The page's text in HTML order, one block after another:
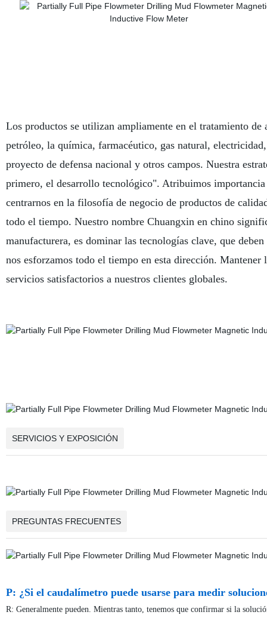
Los productos se utilizan ampliamente en el tratamiento
petróleo, la química, farmacéutico, gas natural,
proyecto de defensa nacional y otros campos. Nuestra
primero, el desarrollo tecnológico". Atribuimos
centrarnos en la filosofía de negocio de productos de
todo el tiempo. Nuestro nombre Chuangxin en chino
manufacturera, es dominar las tecnologías clave, que
nos esforzamos todo el tiempo en esta dirección.
servicios satisfactorios a nuestros clientes globales.
SERVICIOS Y EXPOSICIÓN
PREGUNTAS FRECUENTES
P: ¿Si el caudalímetro puede usarse para medir
R: Generalmente pueden. Mientras tanto, tenemos que confirmar si la